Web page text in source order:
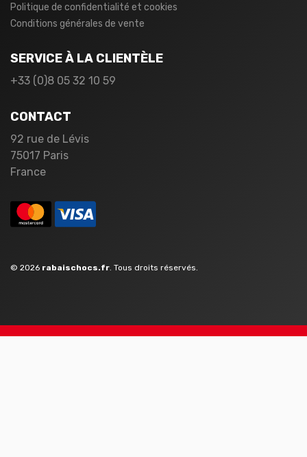
Politique de confidentialité et cookies
Conditions générales de vente
SERVICE À LA CLIENTÈLE
+33 (0)8 05 32 10 59
CONTACT
92 rue de Lévis
75017 Paris
France
© 2026 rabaischocs.fr . Tous droits réservés.